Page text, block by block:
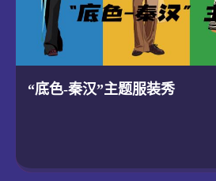
“底色-秦汉”主题服装秀